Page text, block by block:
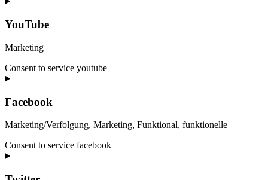
YouTube
Marketing
Consent to service youtube
Facebook
Marketing/Verfolgung, Marketing, Funktional, funktionelle
Consent to service facebook